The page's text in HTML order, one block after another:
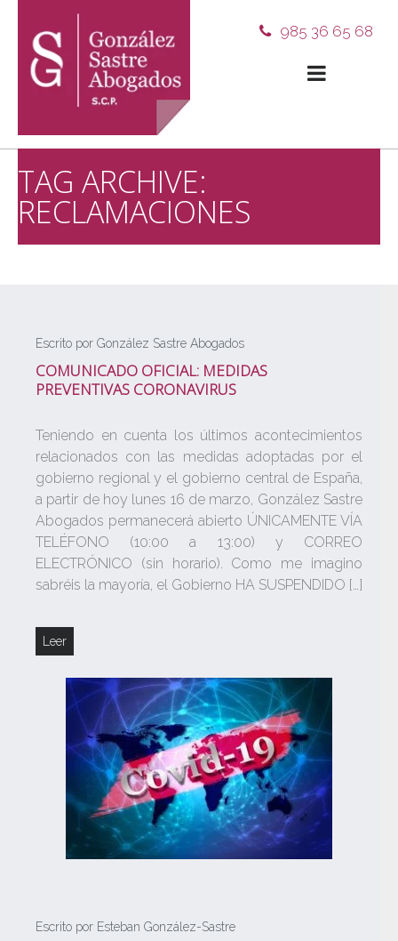
985 36 65 68
TAG ARCHIVE:
RECLAMACIONES
Escrito por González Sastre Abogados
COMUNICADO OFICIAL: MEDIDAS
PREVENTIVAS CORONAVIRUS
Teniendo en cuenta los últimos acontecimientos
relacionados con las medidas adoptadas por el
gobierno regional y el gobierno central de España,
a partir de hoy lunes 16 de marzo, González Sastre
Abogados permanecerá abierto ÚNICAMENTE VÍA
TELÉFONO (10:00 a 13:00) y CORREO
ELECTRÓNICO (sin horario). Como me imagino
sabréis la mayoría, el Gobierno HA SUSPENDIDO […]
Leer
Escrito por Esteban González-Sastre